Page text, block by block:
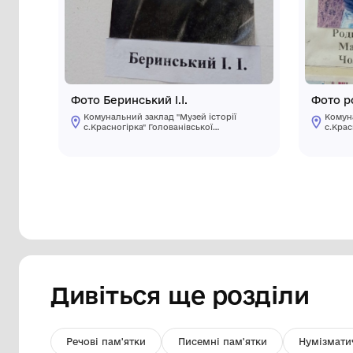
Інші предмети